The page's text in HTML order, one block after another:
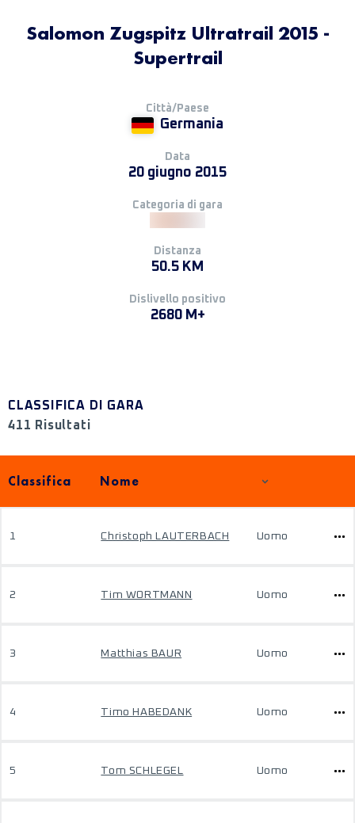
Salomon Zugspitz Ultratrail 2015 -
Supertrail
Città/Paese
Germania
Data
20 giugno 2015
Categoria di gara
Distanza
50.5 KM
Dislivello positivo
2680 M+
CLASSIFICA DI GARA
411 Risultati
Classifica Nome
1 Christoph LAUTERBACH Uomo
2 Tim WORTMANN Uomo
3 Matthias BAUR Uomo
4 Timo HABEDANK Uomo
5 Tom SCHLEGEL Uomo